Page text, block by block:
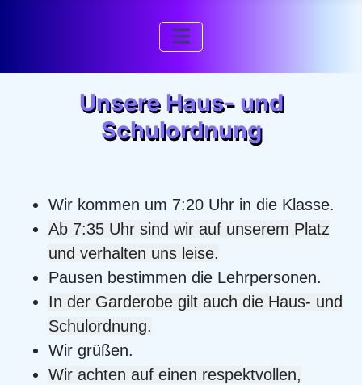
Unsere Haus- und
Schulordnung
Wir kommen um 7:20 Uhr in die Klasse.
Ab 7:35 Uhr sind wir auf unserem Platz
und verhalten uns leise.
Pausen bestimmen die Lehrpersonen.
In der Garderobe gilt auch die Haus- und
Schulordnung.
Wir grüßen.
Wir achten auf einen respektvollen,